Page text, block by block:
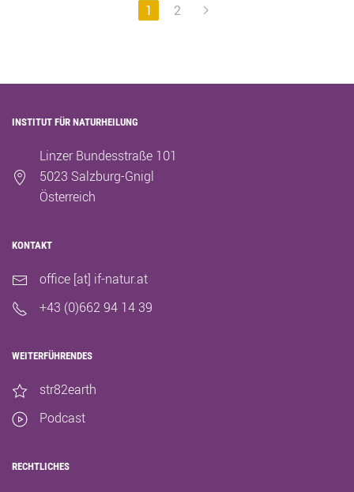
1 2
INSTITUT FÜR NATURHEILUNG
Linzer Bundesstraße 101
5023 Salzburg-Gnigl
Österreich
KONTAKT
office [at] if-natur.at
+43 (0)662 94 14 39
WEITERFÜHRENDES
str82earth
Podcast
RECHTLICHES